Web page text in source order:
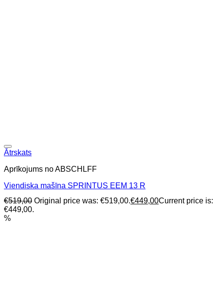
Ātrskats
Aprīkojums no ABSCHLFF
Viendiska mašīna SPRINTUS EEM 13 R
€519,00 Original price was: €519,00.€449,00Current price is:
€449,00.
%